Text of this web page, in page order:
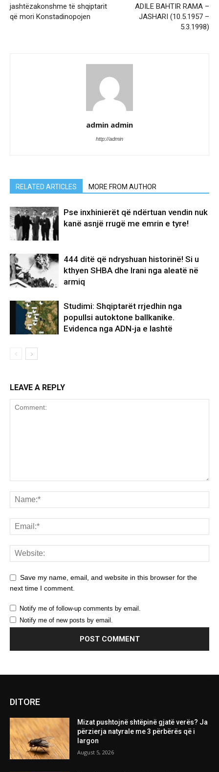
jashtëzakonshme të shqiptarit
që mori Konstadinopojen
ADILE BAHTIR RAMA –
JASHARI (10.5.1957 –
5.3.1998)
admin admin
http://admin
RELATED ARTICLES MORE FROM AUTHOR
Pse inxhinierët që ndërtuan vendin nuk
kanë asnjë rrugë me emrin e tyre!
444 ditë që ndryshuan historinë! Si u
kthyen SHBA dhe Irani nga aleatë në
armiq
Studimi: Shqiptarët rrjedhin nga
popullsi autoktone ballkanike.
Evidenca nga ADN-ja e lashtë
LEAVE A REPLY
Save my name, email, and website in this browser for the
next time I comment.
Notify me of follow-up comments by email.
Notify me of new posts by email.
DITORE
Mizat pushtojnë shtëpinë gjatë verës? Ja
përzierja natyrale me 3 përbërës që i
largon
August 5, 2026